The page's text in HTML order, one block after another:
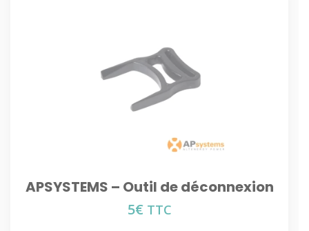
APSYSTEMS – Outil de déconnexion
5€ TTC